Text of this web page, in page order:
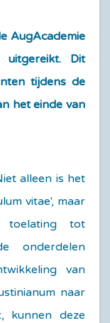
AugAcademie
Dit
tijdens de
het einde van
alleen is het
vitae', maar
tot
onderdelen
van
naar
kunnen deze